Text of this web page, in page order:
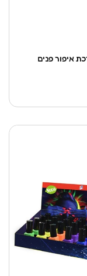
איפור פנים